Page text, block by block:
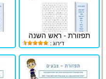
תפזורת - ראש השנה
דירוג :